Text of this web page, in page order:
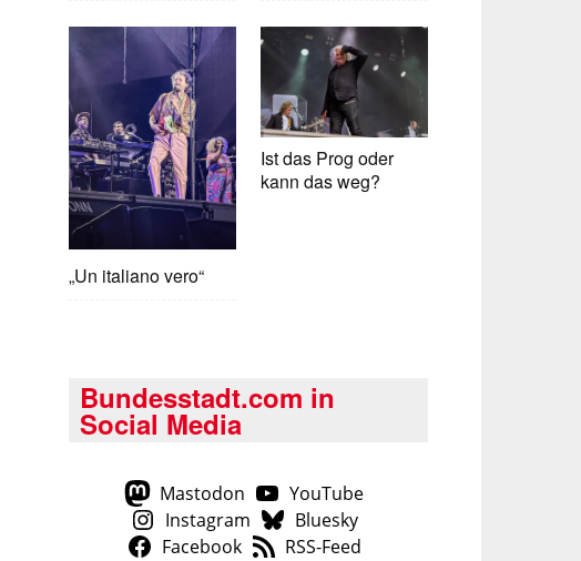
„Un italiano vero“
Ist das Prog oder
kann das weg?
Bundesstadt.com in
Social Media
Mastodon
YouTube
Instagram
Bluesky
Facebook
RSS-Feed